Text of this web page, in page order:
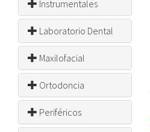
Instrumentales
Laboratorio Dental
Maxilofacial
Ortodoncia
Periféricos